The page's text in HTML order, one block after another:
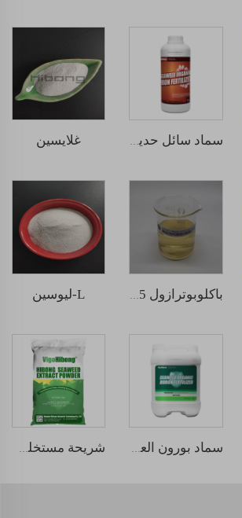
سماد سائل حديد متشابك الأعشاب البحرية غلايسين
L-ليوسين
سماد بورون العضوي السائل من الأعشاب البحرية شريحة مستخلص الأعشاب البحرية